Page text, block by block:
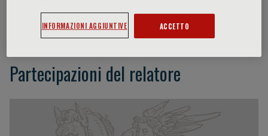
Pamela Pinzani
Partecipazioni del relatore
INFORMAZIONI AGGIUNTIVE ACCETTO